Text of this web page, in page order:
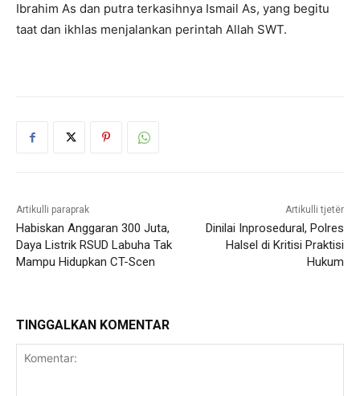
Ibrahim As dan putra terkasihnya Ismail As, yang begitu
taat dan ikhlas menjalankan perintah Allah SWT.
Artikulli paraprak
Habiskan Anggaran 300 Juta,
Daya Listrik RSUD Labuha Tak
Mampu Hidupkan CT-Scen
Artikulli tjetër
Dinilai Inprosedural, Polres
Halsel di Kritisi Praktisi
Hukum
TINGGALKAN KOMENTAR